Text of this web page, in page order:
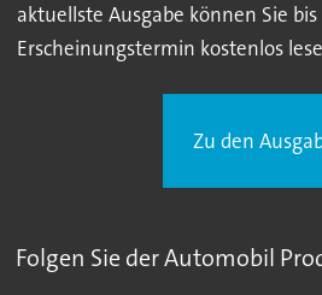
aktuellste Ausgabe können Sie bis
Erscheinungstermin kostenlos
Zu den
Folgen Sie der Automobil